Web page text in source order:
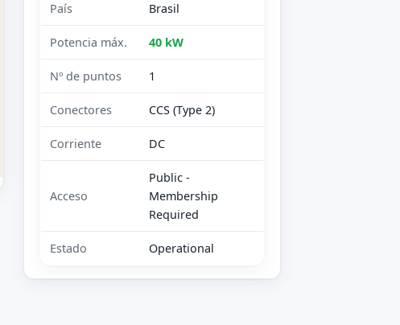
País Brasil
Potencia máx. 40 kW
Nº de puntos 1
Conectores CCS (Type 2)
Corriente DC
Acceso
Public -
Membership
Required
Estado Operational